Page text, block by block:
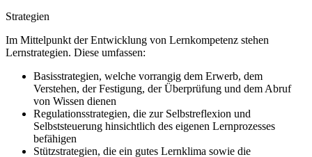
Strategien
Im Mittelpunkt der Entwicklung von Lernkompetenz stehen
Lernstrategien. Diese umfassen:
Basisstrategien, welche vorrangig dem Erwerb, dem
Verstehen, der Festigung, der Überprüfung und dem Abruf
von Wissen dienen
Regulationsstrategien, die zur Selbstreflexion und
Selbststeuerung hinsichtlich des eigenen Lernprozesses
befähigen
Stützstrategien, die ein gutes Lernklima sowie die